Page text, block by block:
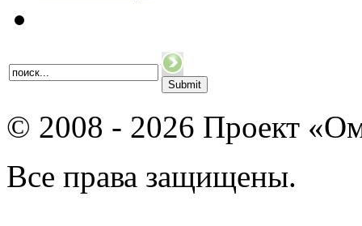
© 2008 - 2026 Проект
Все права защищены.